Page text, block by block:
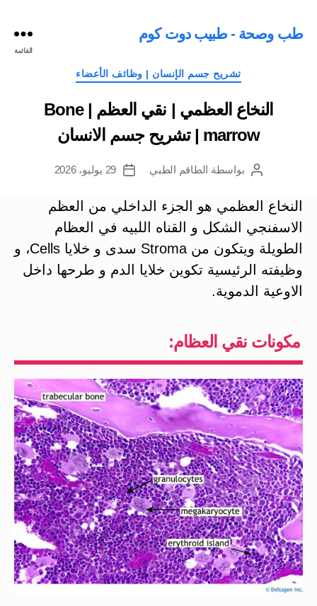
طب وصحة - طبيب دوت كوم
القائمة
التصنيفات
تشريح جسم الإنسان | وظائف الأعضاء
النخاع العظمي | نقي العظم | Bone
marrow | تشريح جسم الانسان
كاتببواسطة الطاقم الطبي
تاريخ
29 يوليو، 2026
النخاع العظمي هو الجزء الداخلي من العظم
الاسفنجي الشكل و القناه اللبيه في العظام
الطويلة ويتكون من Stroma سدى و خلايا Cells، و
وظيفته الرئيسية تكوين خلايا الدم و طرحها داخل
الاوعية الدموية.
مكونات نقي العظام: